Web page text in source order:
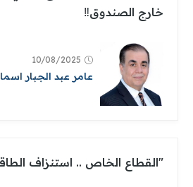
خارج الصندوق‼
10/08/2025
عامر عبد الجبار
"القطاع الخاص .. استنزاف